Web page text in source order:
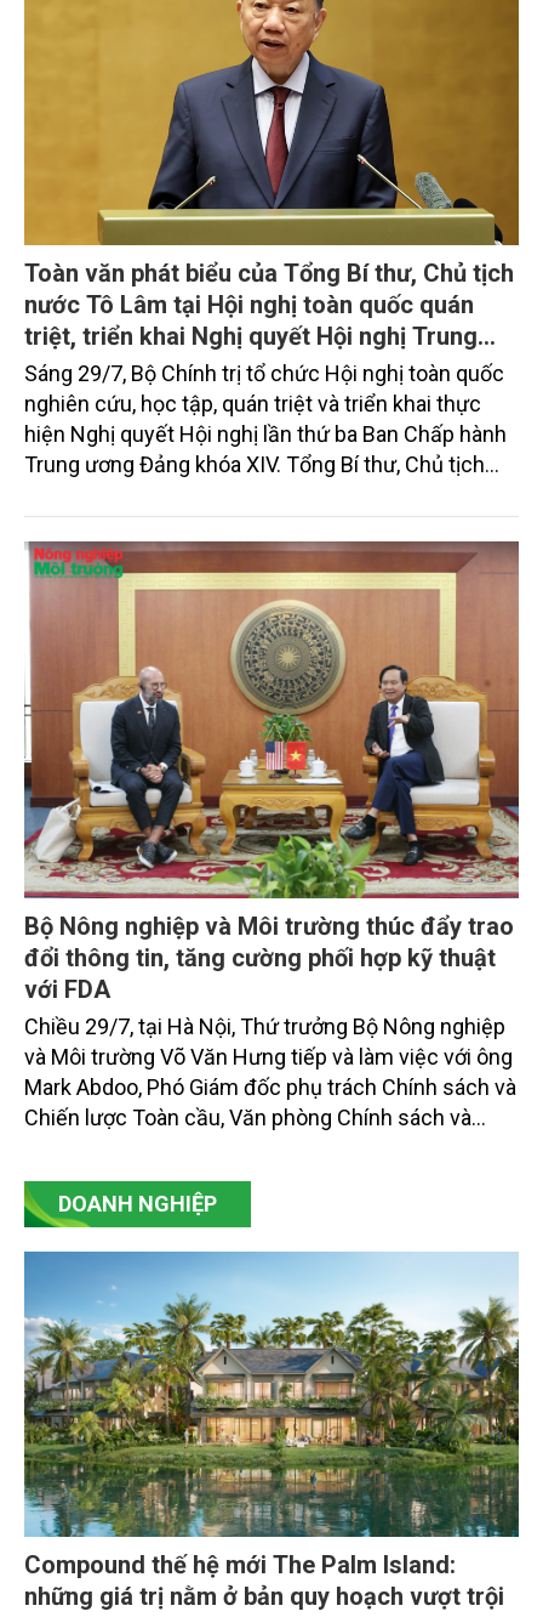
Toàn văn phát biểu của Tổng Bí thư, Chủ tịch
nước Tô Lâm tại Hội nghị toàn quốc quán
triệt, triển khai Nghị quyết Hội nghị Trung
ương 3, khóa XIV
Sáng 29/7, Bộ Chính trị tổ chức Hội nghị toàn quốc
nghiên cứu, học tập, quán triệt và triển khai thực
hiện Nghị quyết Hội nghị lần thứ ba Ban Chấp hành
Trung ương Đảng khóa XIV. Tổng Bí thư, Chủ tịch
trọng. Tạp chí Nông nghiệp và Môi trường trân trọng
giới thiệu toàn văn bài phát biểu của đồng chí Tổng
Bí thư, Chủ tịch nước.
Bộ Nông nghiệp và Môi trường thúc đẩy trao
đổi thông tin, tăng cường phối hợp kỹ thuật
với FDA
Chiều 29/7, tại Hà Nội, Thứ trưởng Bộ Nông nghiệp
và Môi trường Võ Văn Hưng tiếp và làm việc với ông
Mark Abdoo, Phó Giám đốc phụ trách Chính sách và
Chiến lược Toàn cầu, Văn phòng Chính sách và
và Dược phẩm Hoa Kỳ (FDA).
DOANH NGHIỆP
Compound thế hệ mới The Palm Island:
những giá trị nằm ở bản quy hoạch vượt trội